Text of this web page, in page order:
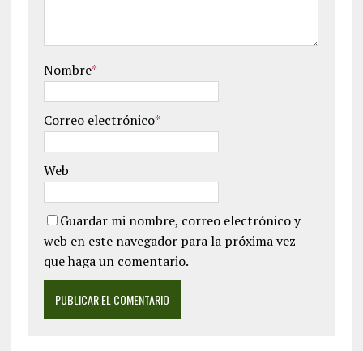
Nombre*
Correo electrónico*
Web
Guardar mi nombre, correo electrónico y
web en este navegador para la próxima vez
que haga un comentario.